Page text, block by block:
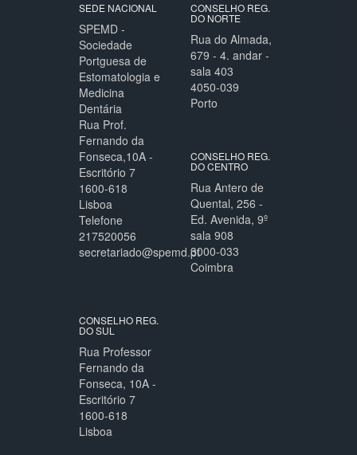
SEDE NACIONAL
SPEMD -
Sociedade
Portguesa de
Estomatologia e
Medicina
Dentária
Rua Prof.
Fernando da
Fonseca,10A -
Escritório 7
1600-618
Lisboa
Telefone
217520056
secretariado@spemd.pt
CONSELHO REG.
DO NORTE
Rua do Almada,
679 - 4. andar -
sala 403
4050-039
Porto
CONSELHO REG.
DO CENTRO
Rua Antero de
Quental, 256 -
Ed. Avenida, 9º
sala 908
3000-033
Coimbra
CONSELHO REG.
DO SUL
Rua Professor
Fernando da
Fonseca, 10A -
Escritório 7
1600-618
Lisboa